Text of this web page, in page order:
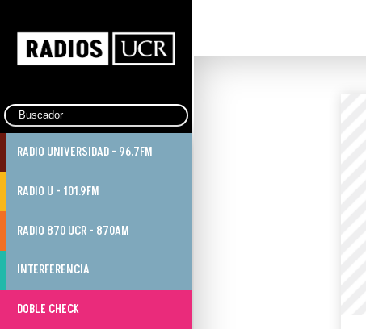
RADIO UNIVERSIDAD - 96.7FM
RADIO U - 101.9FM
RADIO 870 UCR - 870AM
INTERFERENCIA
DOBLE CHECK